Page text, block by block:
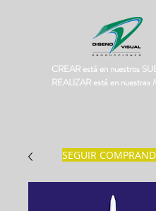
CREAR está en nuestros
REALIZAR está en nuestras
SEGUIR